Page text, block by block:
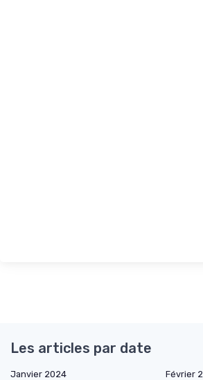
Les articles par date
Janvier 2024
Février